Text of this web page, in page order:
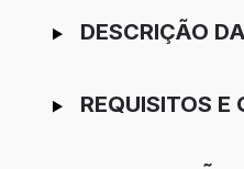
Ir para candidatura
DESCRIÇÃO
REQUISITOS E